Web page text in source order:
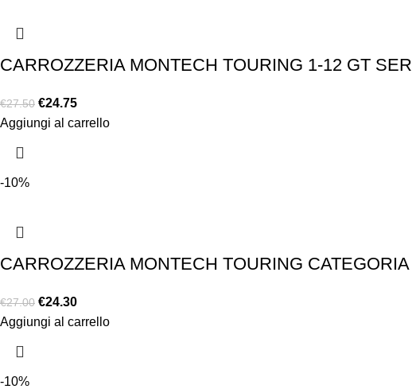
CARROZZERIA MONTECH TOURING 1-12 GT
€27.50 €24.75
Aggiungi al carrello
-10%
CARROZZERIA MONTECH TOURING
€27.00 €24.30
Aggiungi al carrello
-10%